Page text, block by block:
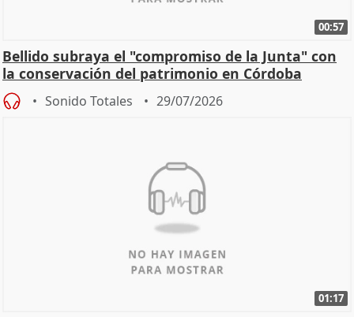
00:57
Bellido subraya el "compromiso de la Junta" con
la conservación del patrimonio en Córdoba
Sonido Totales 29/07/2026
01:17